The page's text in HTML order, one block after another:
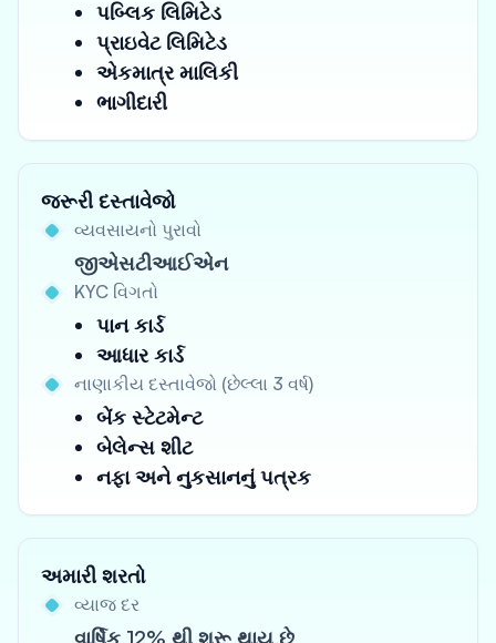
પબ્લિક લિમિટેડ
પ્રાઇવેટ લિમિટેડ
એકમાત્ર માલિકી
ભાગીદારી
જરૂરી દસ્તાવેજો
વ્યવસાયનો પુરાવો
જીએસટીઆઈએન
KYC વિગતો
પાન કાર્ડ
આધાર કાર્ડ
નાણાકીય દસ્તાવેજો (છેલ્લા 3 વર્ષ)
બેંક સ્ટેટમેન્ટ
બેલેન્સ શીટ
નફા અને નુકસાનનું પત્રક
અમારી શરતો
વ્યાજ દર
વાર્ષિક 12% થી શરૂ થાય છે